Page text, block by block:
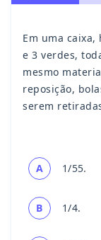
Em uma
e 3 verdes,
mesmo
reposição,
serem
A 1/55.
B 1/4.